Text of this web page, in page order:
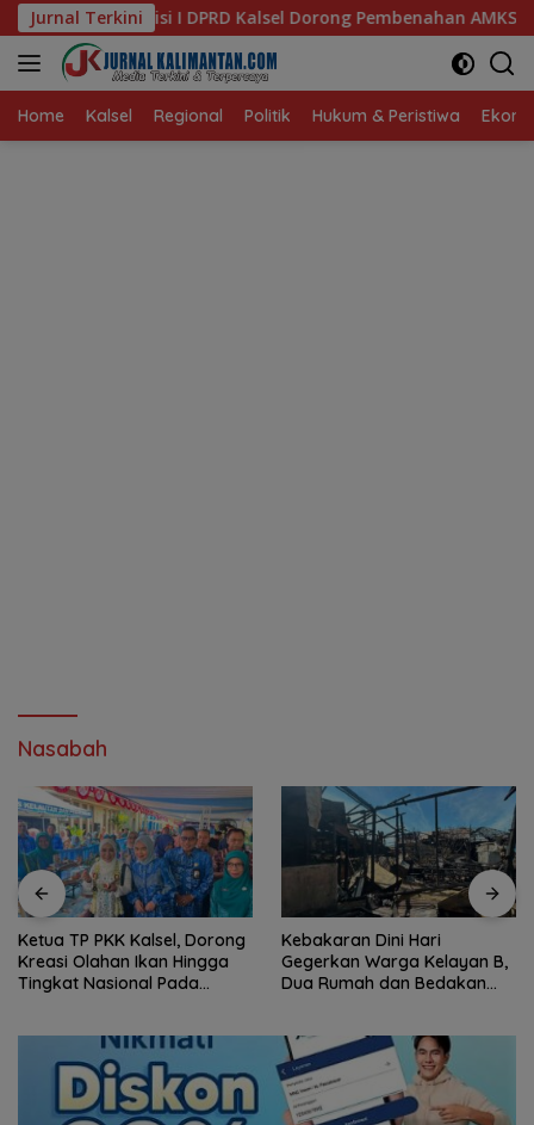
Langsung
ke
konten
Jurnal Terkini
Dorong Pembenahan AMKS Hasanuddin Ketua
Home Kalsel Regional Politik Hukum & Peristiwa
Nasabah
Ketua TP PKK Kalsel, Dorong
Kreasi Olahan Ikan Hingga
Tingkat Nasional Pada
Kebakaran Dini Hari
Gegerkan Warga Kelayan B,
Dua Rumah dan Bedakan